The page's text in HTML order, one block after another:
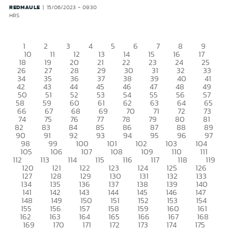
REDMAULE
15/06/2023 - 09:30
HRS
1 2 3 4 5 6 7 8 9
10 11 12 13 14 15 16 17
18 19 20 21 22 23 24 25
26 27 28 29 30 31 32 33
34 35 36 37 38 39 40 41
42 43 44 45 46 47 48 49
50 51 52 53 54 55 56 57
58 59 60 61 62 63 64 65
66 67 68 69 70 71 72 73
74 75 76 77 78 79 80 81
82 83 84 85 86 87 88 89
90 91 92 93 94 95 96 97
98 99 100 101 102 103 104
105 106 107 108 109 110 111
112 113 114 115 116 117 118 119
120 121 122 123 124 125 126
127 128 129 130 131 132 133
134 135 136 137 138 139 140
141 142 143 144 145 146 147
148 149 150 151 152 153 154
155 156 157 158 159 160 161
162 163 164 165 166 167 168
169 170 171 172 173 174 175